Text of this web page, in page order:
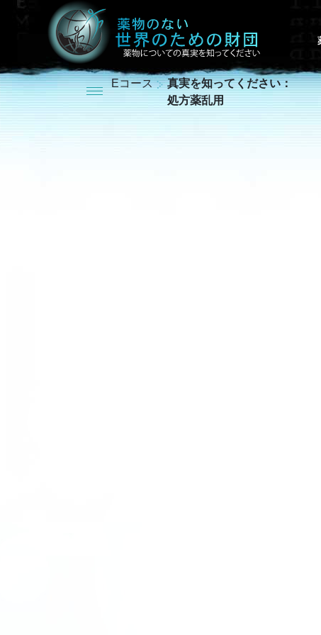
Eコース
真実を知ってください：
処方薬乱用